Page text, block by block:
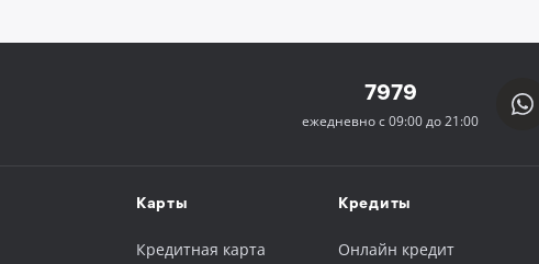
7979
ежедневно с 09:00 до 21:00
Карты
Кредитная карта
Кредиты
Онлайн кредит